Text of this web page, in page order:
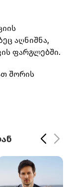
აღნიშნა,
ფარგლებში.
შორის